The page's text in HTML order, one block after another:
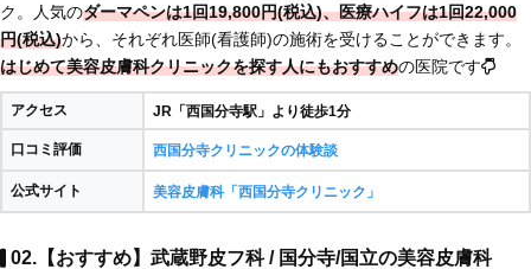
ク。人気のダーマペンは1回19,800円(税込)、医療ハイフは1回22,000
円(税込)から、それぞれ医師(看護師)の施術を受けることができます。
はじめて美容皮膚科クリニックを探す人にもおすすめの医院です
アクセス JR「西国分寺駅」より徒歩1分
口コミ評価 西国分寺クリニックの体験談
公式サイト 美容皮膚科「西国分寺クリニック」
02.【おすすめ】武蔵野皮フ科 / 国分寺/国立の美容皮膚科